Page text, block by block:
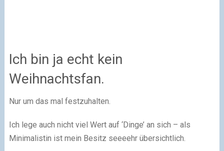
Ich bin ja echt kein
Weihnachtsfan.
Nur um das mal festzuhalten.
Ich lege auch nicht viel Wert auf ‘Dinge’ an sich – als
Minimalistin ist mein Besitz seeeehr übersichtlich.